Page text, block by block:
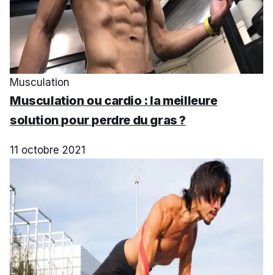
Musculation
Musculation ou cardio : la meilleure
solution pour perdre du gras ?
11 octobre 2021